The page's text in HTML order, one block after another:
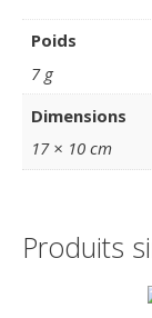
Poids
7 g
Dimensions
17 × 10 cm
Produits